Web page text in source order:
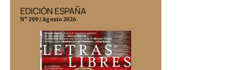
EDICIÓN ESPAÑA
N° 299 / Agosto 2026